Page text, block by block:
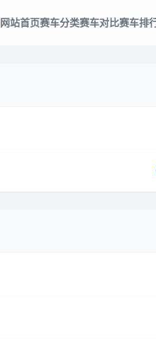
网站首页赛车分类赛车对比赛车排